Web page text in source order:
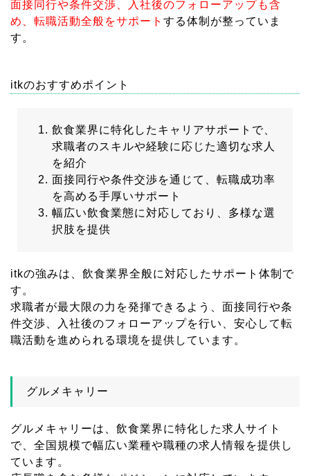
面接同行や条件交渉、入社後のフォローアップも含
め、転職活動全般をサポート する体制が整っていま
す。
itkのおすすめポイント
飲食業界に特化したキャリアサポートで、
求職者のスキルや経験に応じた適切な求人
を紹介
面接同行や条件交渉を通じて、転職成功率
を高める手厚いサポート
幅広い飲食業態に対応しており、多様な選
択肢を提供
itkの強みは、飲食業界全般に対応したサポート体制で
す。
求職者が最大限の力を発揮できるよう、面接同行や条
件交渉、入社後のフォローアップを行い、安心して転
職活動を進められる環境を提供しています。
グルメキャリー
グルメキャリーは、飲食業界に特化した求人サイト
で、全国規模で幅広い業種や職種の求人情報を提供し
ています。